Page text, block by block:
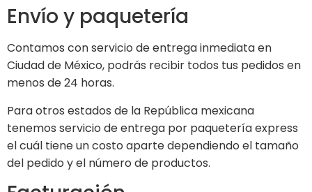
Envío y paquetería
Contamos con servicio de entrega inmediata en
Ciudad de México, podrás recibir todos tus pedidos en
menos de 24 horas.
Para otros estados de la República mexicana
tenemos servicio de entrega por paquetería express
el cuál tiene un costo aparte dependiendo el tamaño
del pedido y el número de productos.